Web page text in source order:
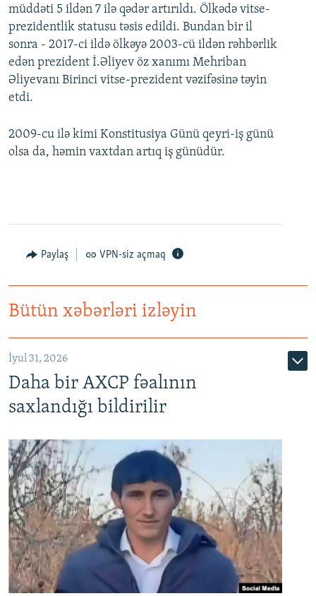
müddəti 5 ildən 7 ilə qədər artırıldı. Ölkədə vitse-
prezidentlik statusu təsis edildi. Bundan bir il
sonra - 2017-ci ildə ölkəyə 2003-cü ildən rəhbərlik
edən prezident İ.Əliyev öz xanımı Mehriban
Əliyevanı Birinci vitse-prezident vəzifəsinə təyin
etdi.
2009-cu ilə kimi Konstitusiya Günü qeyri-iş günü
olsa da, həmin vaxtdan artıq iş günüdür.
Paylaş VPN-siz açmaq
Bütün xəbərləri izləyin
İyul 31, 2026
Daha bir AXCP fəalının
saxlandığı bildirilir